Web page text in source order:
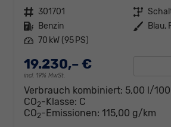
Fahrzeugnr. 301701 Getriebe
Kraftstoff Benzin Außenfarbe Blau,
Leistung 70 kW (95 PS)
19.230,– €
incl. 19% MwSt.
Verbrauch kombiniert: 5,00 l/
CO2-Klasse: C
CO2-Emissionen: 115,00 g/km